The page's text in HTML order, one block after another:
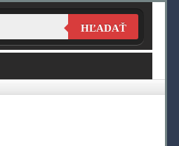
HĽADAŤ